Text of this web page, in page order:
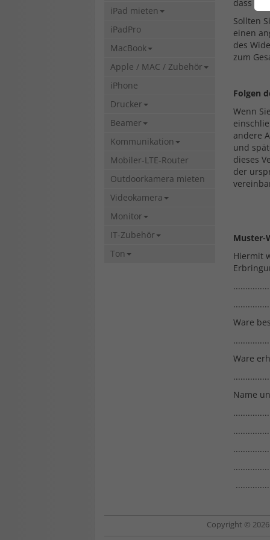
iPad mieten
iPadPro
MacBook
Apple / MAC / Zubehör
iPhone
Drucker
Beamer
Kommunikation
Mobiler-LTE-Router
Outdoorkamera mieten
Videokamera
Monitor
IT-Zubehör
Ton
dass
Sollten
einen
des
zum
Folgen
Wenn
andere
und
dieses
der
Muster-
Hiermit
Ware
Ware
Name
Copyright © 2026